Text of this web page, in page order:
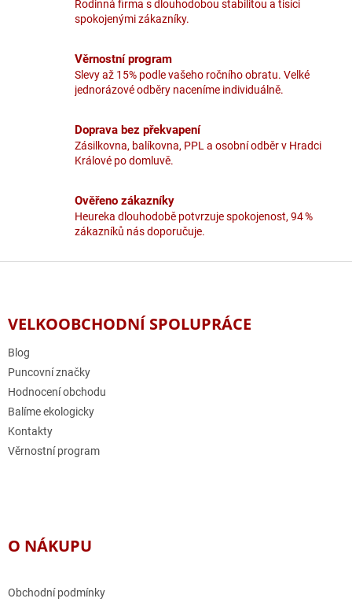
k
y
p
i
s
Rodinná firma s dlouhodobou stabilitou a tisíci
spokojenými zákazníky.
Věrnostní program
Slevy až 15% podle vašeho ročního obratu. Velké
jednorázové odběry naceníme individuálně.
Doprava bez překvapení
Zásilkovna, balíkovna, PPL a osobní odběr v Hradci
Králové po domluvě.
Ověřeno zákazníky
Heureka dlouhodobě potvrzuje spokojenost, 94 %
zákazníků nás doporučuje.
Z
VELKOOBCHODNÍ SPOLUPRÁCE
Blog
Puncovní značky
Hodnocení obchodu
Balíme ekologicky
Kontakty
Věrnostní program
O NÁKUPU
Obchodní podmínky